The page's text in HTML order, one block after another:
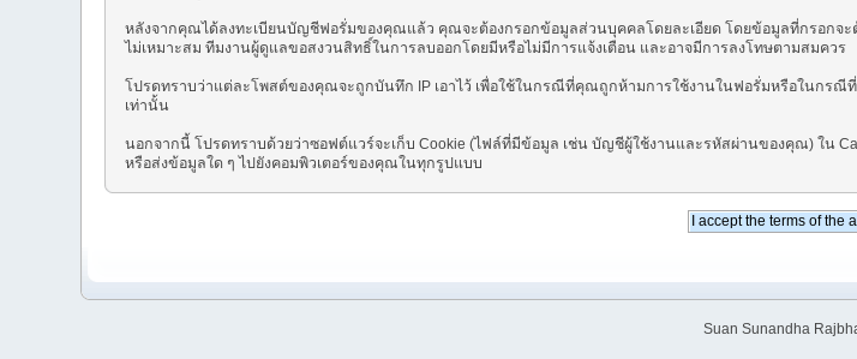
หลังจากคุณได้ลงทะเบียนบัญชีฟอรั่มของคุณแล้ว คุณจะต้องกรอกข้อมูลส่วนบุคคลโดยละเอียด โดยข้อมูลที่กรอกจะ
ไม่เหมาะสม ทีมงานผู้ดูแลขอสงวนสิทธิ์ในการลบออกโดยมีหรือไม่มีการแจ้งเตือน และอาจมีการลงโทษตามสมควร
โปรดทราบว่าแต่ละโพสต์ของคุณจะถูกบันทึก IP เอาไว้ เพื่อใช้ในกรณีที่คุณถูกห้ามการใช้งานในฟอรั่มหรือในกร
เท่านั้น
นอกจากนี้ โปรดทราบด้วยว่าซอฟต์แวร์จะเก็บ Cookie (ไฟล์ที่มีข้อมูล เช่น บัญชีผู้ใช้งานและรหัสผ่านของคุณ) ใน
หรือส่งข้อมูลใด ๆ ไปยังคอมพิวเตอร์ของคุณในทุกรูปแบบ
Suan Sunandha